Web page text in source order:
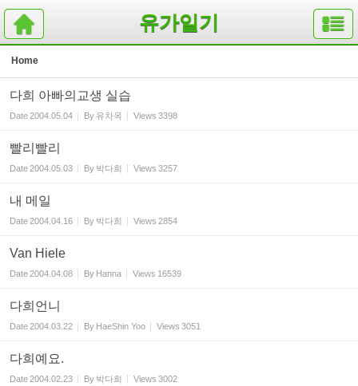
유가일기
Home
다희 아빠의교생 실습
Date2004.05.04 By 유차옥 Views 3398
빨리빨리
Date2004.05.03 By 박다희 Views 3257
내 메일
Date2004.04.16 By 박다희 Views 2854
Van Hiele
Date2004.04.08 By Hanna Views 16539
다희언니
Date2004.03.22 By HaeShin Yoo Views 3051
다희예요.
Date2004.02.23 By 박다희 Views 3002